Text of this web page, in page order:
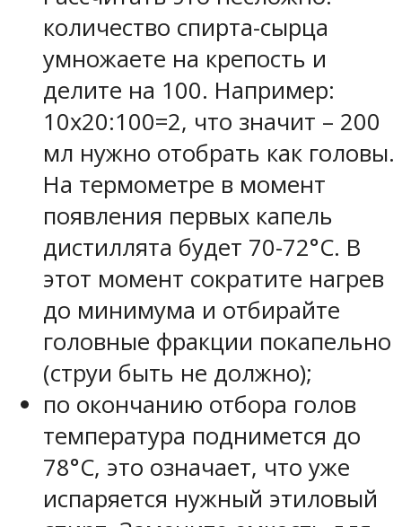
количество спирта-сырца
умножаете на крепость и
делите на 100. Например:
10х20:100=2, что значит – 200
мл нужно отобрать как головы.
На термометре в момент
появления первых капель
дистиллята будет 70-72°С. В
этот момент сократите нагрев
до минимума и отбирайте
головные фракции покапельно
(струи быть не должно);
по окончанию отбора голов
температура поднимется до
78°С, это означает, что уже
испаряется нужный этиловый